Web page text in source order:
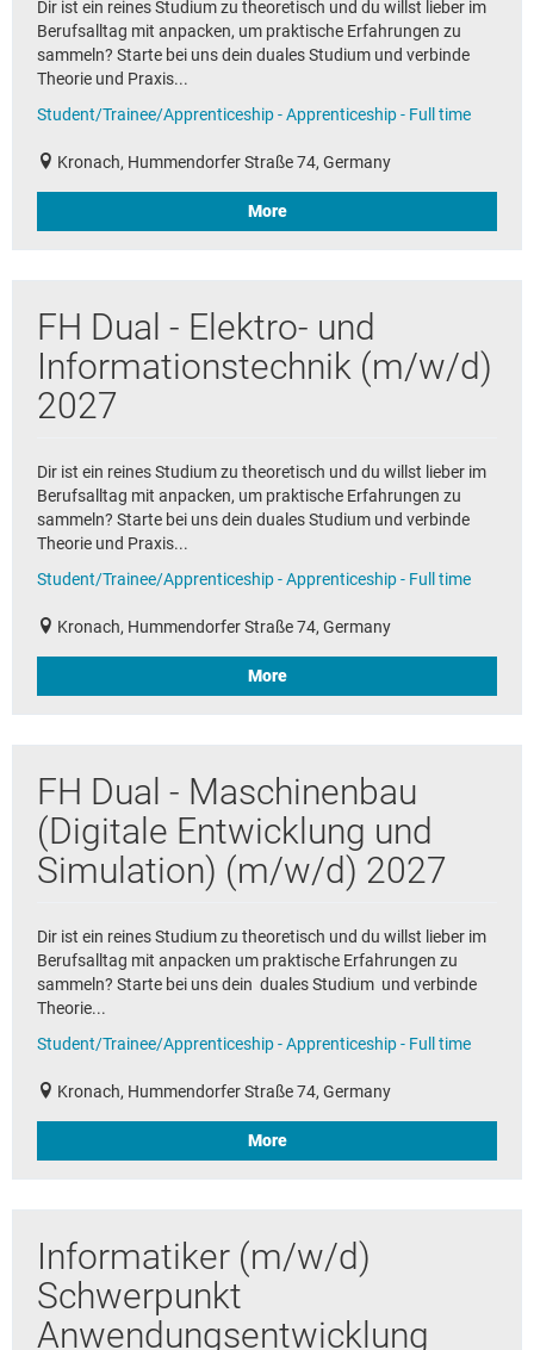
Dir ist ein reines Studium zu theoretisch und du willst lieber im
Berufsalltag mit anpacken, um praktische Erfahrungen zu
sammeln? Starte bei uns dein duales Studium und verbinde
Theorie und Praxis...
Student/Trainee/Apprenticeship - Apprenticeship - Full time
Kronach, Hummendorfer Straße 74, Germany
More
FH Dual - Elektro- und
Informationstechnik (m/w/d)
2027
Dir ist ein reines Studium zu theoretisch und du willst lieber im
Berufsalltag mit anpacken, um praktische Erfahrungen zu
sammeln? Starte bei uns dein duales Studium und verbinde
Theorie und Praxis...
Student/Trainee/Apprenticeship - Apprenticeship - Full time
Kronach, Hummendorfer Straße 74, Germany
More
FH Dual - Maschinenbau
(Digitale Entwicklung und
Simulation) (m/w/d) 2027
Dir ist ein reines Studium zu theoretisch und du willst lieber im
Berufsalltag mit anpacken um praktische Erfahrungen zu
sammeln? Starte bei uns dein duales Studium und verbinde
Theorie...
Student/Trainee/Apprenticeship - Apprenticeship - Full time
Kronach, Hummendorfer Straße 74, Germany
More
Informatiker (m/w/d)
Schwerpunkt
Anwendungsentwicklung